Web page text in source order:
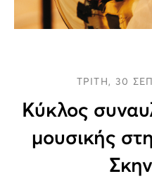
ΤΡΙΤΗ, 30
Κύκλος
μουσικής